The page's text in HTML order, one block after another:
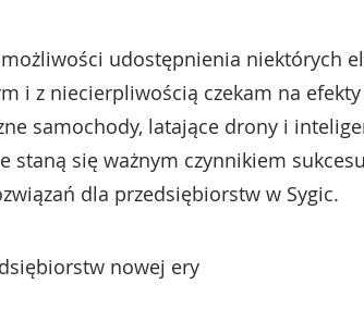
możliwości udostępnienia niektórych
i z niecierpliwością czekam na
samochody, latające drony i
staną się ważnym czynnikiem
dla przedsiębiorstw w Sygic.
nowej ery